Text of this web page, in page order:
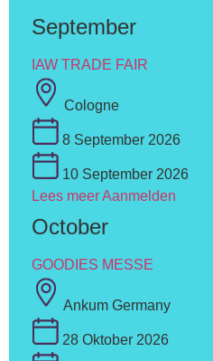
September
IAW TRADE FAIR
Cologne
8 September 2026
10 September 2026
Lees meerAanmelden
October
GOODIES MESSE
Ankum Germany
28 Oktober 2026